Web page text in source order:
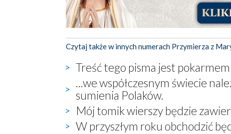
Czytaj także w innych numerach Przymierza z
Treść tego pisma jest
...we współczesnym świecie
sumienia Polaków.
Mój tomik wierszy będzie
W przyszłym roku obchodzić